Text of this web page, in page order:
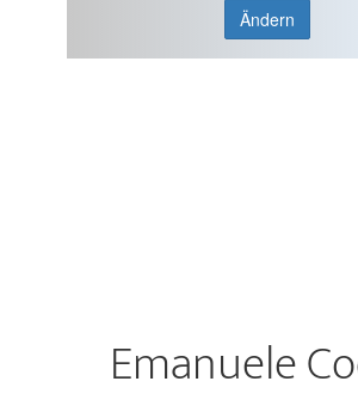
Ändern
Emanuele